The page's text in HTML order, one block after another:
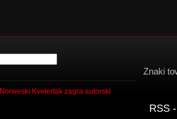
Norweski Kvelertak zagra autorski
Znaki
RSS